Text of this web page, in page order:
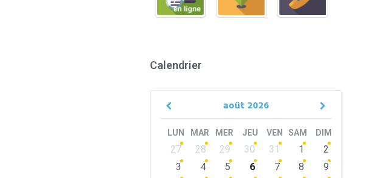
Calendrier
août 2026
Previous
Next
LUN MAR MER JEU VEN SAM DIM
Skip
calendar
days
27 28 29 30 31 1
2
3
4 5 6 7 8
9